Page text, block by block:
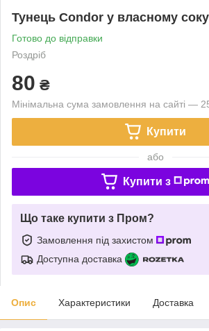
Тунець Condor у власному соку
Готово до відправки
Роздріб
80 ₴
Мінімальна сума замовлення на сайті —
Купити
або
Купити з
Що таке купити з Пром?
Замовлення під захистом
Доступна доставка
Опис Характеристики Доставка